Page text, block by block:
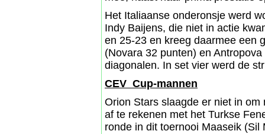
Het Italiaanse onderonsje werd
Indy Baijens, die niet in actie
en 25-23 en kreeg daarmee een
(Novara 32 punten) en
diagonalen. In set vier werd de
CEV Cup-mannen
Orion Stars slaagde er niet in
af te rekenen met het Turkse
ronde in dit toernooi Maaseik